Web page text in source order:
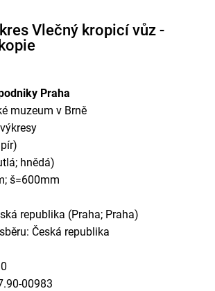
Vlečný kropicí vůz -
Praha
muzeum v Brně
hnědá)
š=600mm
republika (Praha; Praha)
Česká republika
00983